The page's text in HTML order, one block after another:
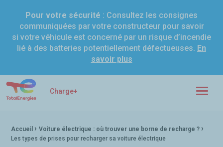
Pour votre sécurité : Consultez les consignes
communiquées par votre constructeur pour savoir
si votre véhicule est concerné par un risque d’incendie
lié à des batteries potentiellement défectueuses. En
savoir plus
Charge+ Voiture électrique : le guide pratique de la recharge
Charge+
Menu
Fil d'Ariane :
Accueil › Voiture électrique : où trouver une borne de recharge ? ›
Les types de prises pour recharger sa voiture électrique